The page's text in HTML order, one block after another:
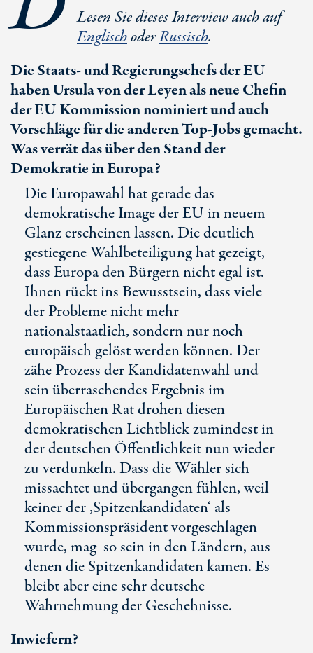
Lesen Sie dieses Interview auch auf
EnglischoderRussisch.
Die Staats- und Regierungschefs der EU
haben Ursula von der Leyen als neue Chefin
der EU Kommission nominiert und auch
Vorschläge für die anderen Top-Jobs gemacht.
Was verrät das über den Stand der
Demokratie in Europa?
Die Europawahl hat gerade das
demokratische Image der EU in neuem
Glanz erscheinen lassen. Die deutlich
gestiegene Wahlbeteiligung hat gezeigt,
dass Europa den Bürgern nicht egal ist.
Ihnen rückt ins Bewusstsein, dass viele
der Probleme nicht mehr
nationalstaatlich, sondern nur noch
europäisch gelöst werden können. Der
zähe Prozess der Kandidatenwahl und
sein überraschendes Ergebnis im
Europäischen Rat drohen diesen
demokratischen Lichtblick zumindest in
der deutschen Öffentlichkeit nun wieder
zu verdunkeln. Dass die Wähler sich
missachtet und übergangen fühlen, weil
keiner der ‚Spitzenkandidaten‘ als
Kommissionspräsident vorgeschlagen
wurde, mag so sein in den Ländern, aus
denen die Spitzenkandidaten kamen. Es
bleibt aber eine sehr deutsche
Wahrnehmung der Geschehnisse.
Inwiefern?